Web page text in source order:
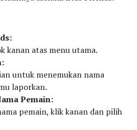
kanan atas menu utama.
untuk menemukan nama
laporkan.
Pemain:
pemain, klik kanan dan pilih